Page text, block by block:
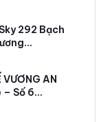
292 Bạch
AN
– Số 6…